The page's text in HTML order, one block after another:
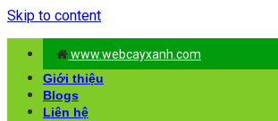
Skip to content
www.webcayxanh.com
Giới thiệu
Blogs
Liên hệ